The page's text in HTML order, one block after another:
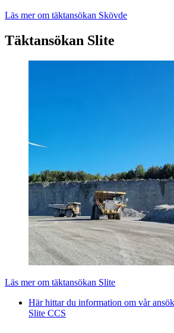
Läs mer om täktansökan Skövde
Täktansökan Slite
Läs mer om täktansökan Slite
Här hittar du information om vår
Slite CCS